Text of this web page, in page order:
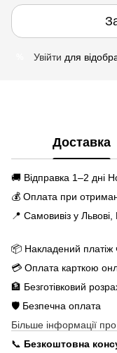
Увійти для
Доставка
🚚 Відправка 1–2 дні
💰 Оплата при
📍 Самовивіз у Львові,
📦 Накладений
💳 Оплата карткою
🏦 Безготівковий
🛡️ Безпечна оплата
Більше інформації
📞 Безкоштовна